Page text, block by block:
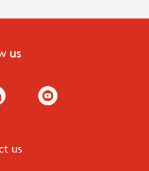
us
YouTube
us